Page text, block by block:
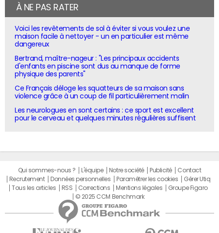
À NE PAS RATER
Voici les revêtements de sol à éviter si vous voulez une
maison facile à nettoyer - un en particulier est même
dangereux
Bertrand, maître-nageur : "Les principaux accidents
d'enfants en piscine sont dus au manque de forme
physique des parents"
Ce Français déloge les squatteurs de sa maison sans
violence grâce à un coup de fil particulièrement malin
Les neurologues en sont certains : ce sport est excellent
pour le cerveau et quelques minutes régulières suffisent
Qui sommes-nous ? L'équipe Notre société Publicité
Contact
Recrutement
Données personnelles Paramétrer les cookies
Gérer Utiq
Tous les articles
RSS Corrections Mentions légales
Groupe Figaro
© 2025 CCM Benchmark